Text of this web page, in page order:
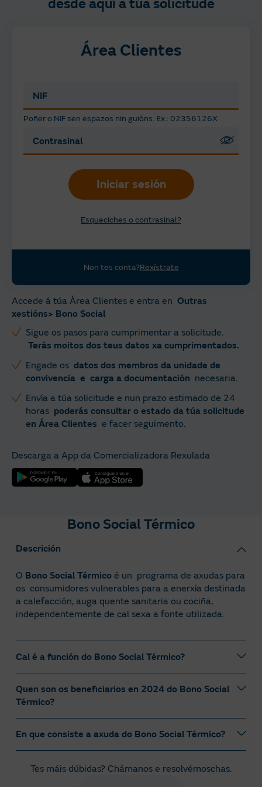
desde aquí a túa solicitude
Accede á túa Área Clientes e entra en Outras
xestións> Bono Social
Sigue os pasos para cumprimentar a solicitude.
Terás moitos dos teus datos xa cumprimentados.
Engade os datos dos membros da unidade de
convivencia e carga a documentación necesaria.
Envía a túa solicitude e nun prazo estimado de 24
horas poderás consultar o estado da túa solicitude
en Área Clientes e facer seguimento.
Descarga a App da Comercializadora Rexulada
Área Clientes
NIF
Poñer o NIF sen espazos nin guións. Ex.: 02356126X
Contrasinal
Iniciar sesión
Esqueciches o contrasinal?
Non tes conta?Rexístrate
Bono Social Térmico
Descrición
O Bono Social Térmicoé un programa de axudas para
os consumidores vulnerables para a enerxía destinada
a calefacción, auga quente sanitaria ou cociña,
independentemente de cal sexa a fonte utilizada.
Cal é a función do Bono Social Térmico?
O seu obxectivo é complementar a axuda percibida en
concepto de Bono Social Eléctrico polos consumidores
vulnerables, para cubrir as súas necesidades de
enerxía destinada a calefacción, auga quente sanitaria
Quen son os beneficiarios en 2024 do Bono Social
Térmico?
Son beneficiarios deste Bono, sen necesidade de facer
ningún trámite nin solicitude, os clientes que eran
beneficiarios do Bono Social Eléctrico a 31 de
En que consiste a axuda do Bono Social Térmico?
Financiarase con cargo aos Orzamentos Xerais do
Tes máis dúbidas? Chámanos e resolvémoschas.